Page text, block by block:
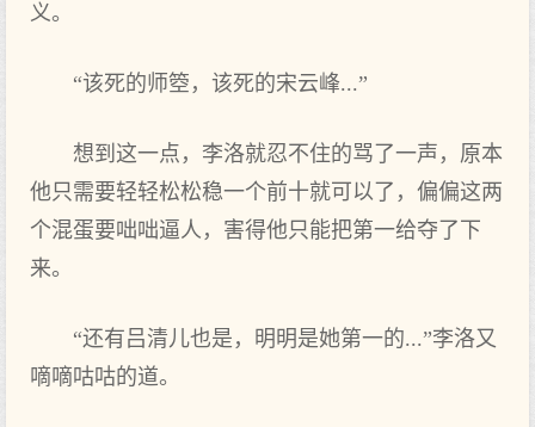
义。
“该死的师箜，该死的宋云峰...”
想到这一点，李洛就忍不住的骂了一声，原本
他只需要轻轻松松稳一个前十就可以了，偏偏这两
个混蛋要咄咄逼人，害得他只能把第一给夺了下
来。
“还有吕清儿也是，明明是她第一的...”李洛又
嘀嘀咕咕的道。